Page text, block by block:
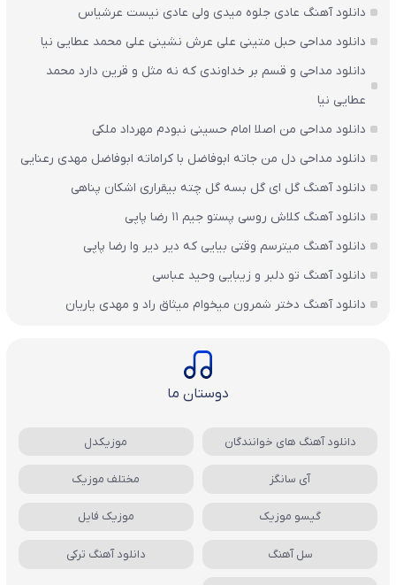
دانلود آهنگ عادی جلوه میدی ولی عادی نیست عرشیاس
دانلود مداحی حبل متینی علی عرش نشینی علی محمد عطایی نیا
دانلود مداحی و قسم بر خداوندی که نه مثل و قرین دارد محمد
عطایی نیا
دانلود مداحی من اصلا امام حسینی نبودم مهرداد ملکی
دانلود مداحی دل من جاته ابوفاضل با کراماته ابوفاضل مهدی رعنایی
دانلود آهنگ گل ای گل بسه گل چته بیقراری اشکان پناهی
دانلود آهنگ کلاش روسی پستو جیم ۱۱ رضا پاپی
دانلود آهنگ میترسم وقتی بیایی که دیر دیر وا رضا پاپی
دانلود آهنگ تو دلبر و زیبایی وحید عباسی
دانلود آهنگ دختر شمرون میخوام میثاق راد و مهدی یاریان
دوستان ما
دانلود آهنگ های خوانندگان موزیکدل
آی سانگز مختلف موزیک
گیسو موزیک موزیک فایل
سل آهنگ دانلود آهنگ ترکی